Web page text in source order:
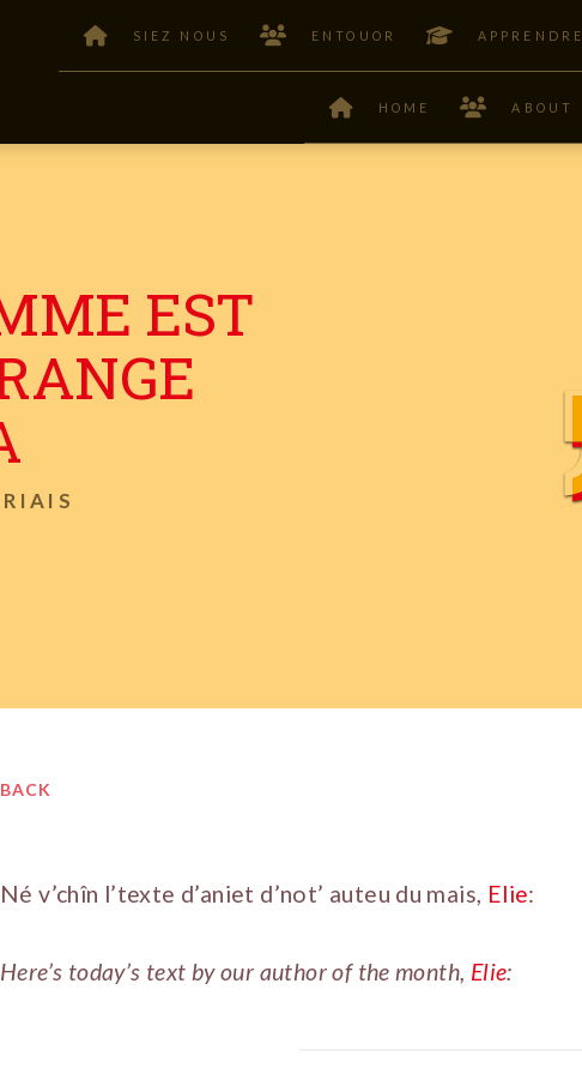
SIEZ NOUS ENTOUOR APPRENDRE
HOME ABOUT
EST
BACK
Né v’chîn l’texte d’aniet d’not’ auteu du mais, Elie:
Here’s today’s text by our author of the month, Elie: